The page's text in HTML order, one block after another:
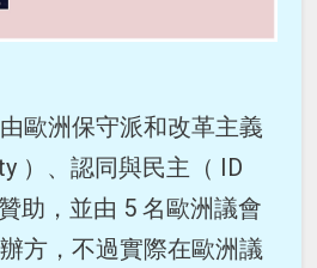
歐洲保守派和改革主義
）、認同與民主（ ID
助，並由 5 名歐洲議會
方，不過實際在歐洲議